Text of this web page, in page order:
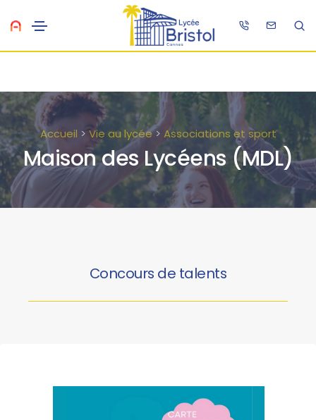
Accueil >Vie au lycée> Associations et sport
Maison des Lycéens (MDL)
Concours de talents